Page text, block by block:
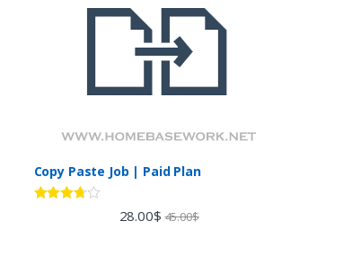
Copy Paste Job | Paid Plan
28.00$ 45.00$